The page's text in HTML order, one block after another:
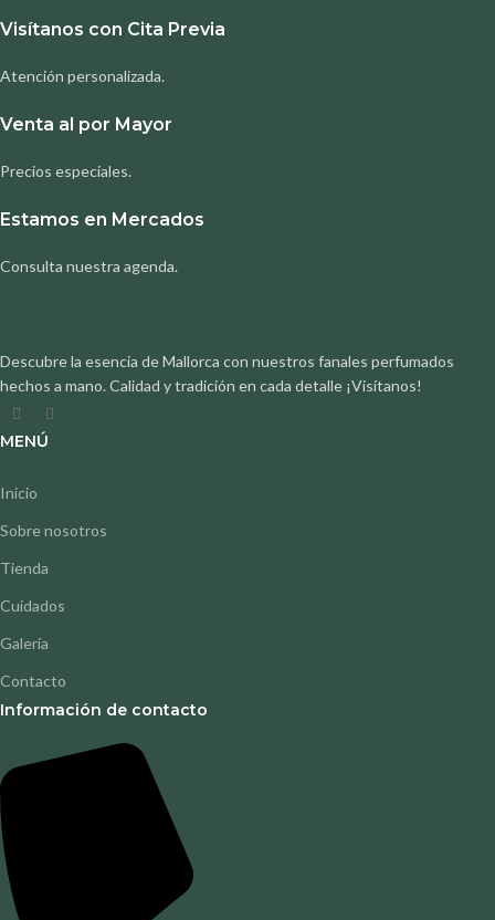
Visítanos con Cita Previa
Atención personalizada.
Venta al por Mayor
Precios especiales.
Estamos en Mercados
Consulta nuestra agenda.
Descubre la esencia de Mallorca con nuestros fanales perfumados
hechos a mano. Calidad y tradición en cada detalle ¡Visítanos!
MENÚ
Inicio
Sobre nosotros
Tienda
Cuidados
Galería
Contacto
Información de contacto